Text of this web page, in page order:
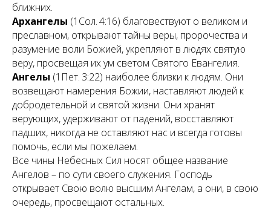
ближних.
Архангелы (1Сол. 4:16) благовествуют о великом и
преславном, открывают тайны веры, пророчества и
разумение воли Божией, укрепляют в людях святую
веру, просвещая их ум светом Святого Евангелия.
Ангелы (1Пет. 3:22) наиболее близки к людям. Они
возвещают намерения Божии, наставляют людей к
добродетельной и святой жизни. Они хранят
верующих, удерживают от падений, восставляют
падших, никогда не оставляют нас и всегда готовы
помочь, если мы пожелаем.
Все чины Небесных Сил носят общее название
Ангелов – по сути своего служения. Господь
открывает Свою волю высшим Ангелам, а они, в свою
очередь, просвещают остальных.